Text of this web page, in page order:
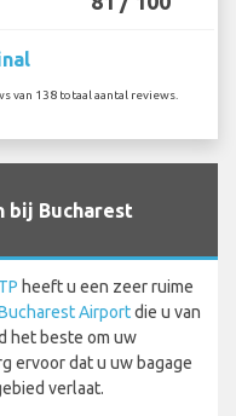
van 138 totaal aantal reviews.
bij Bucharest
heeft u een zeer ruime
Airportdie u van
het beste om uw
ervoor dat u uw bagage
verlaat.